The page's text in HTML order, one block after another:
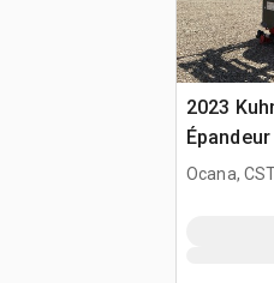
2023
Ocana,